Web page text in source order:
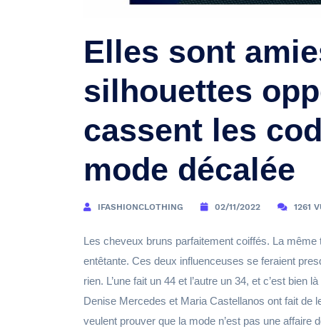
Elles sont
silhouettes
cassent les
mode décalée
IFASHIONCLOTHING 02/11/2022 1261
Les cheveux bruns parfaitement coiffés. La
entêtante. Ces deux influenceuses se feraient
rien. L’une fait un 44 et l’autre un 34, et c’est
Denise Mercedes et Maria Castellanos ont fait de
veulent prouver que la mode n’est pas une affaire